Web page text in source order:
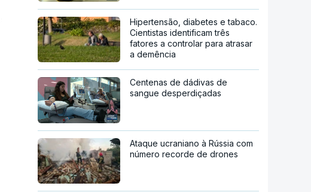
Hipertensão, diabetes e tabaco.
Cientistas identificam três
fatores a controlar para atrasar
a demência
Centenas de dádivas de
sangue desperdiçadas
Ataque ucraniano à Rússia com
número recorde de drones